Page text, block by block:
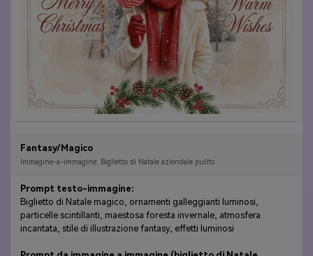
Fantasy/Magico
Immagine-a-immagine: Biglietto di Natale aziendale pulito
Prompt testo-immagine:
Biglietto di Natale magico, ornamenti galleggianti luminosi,
particelle scintillanti, maestosa foresta invernale, atmosfera
incantata, stile di illustrazione fantasy, effetti luminosi